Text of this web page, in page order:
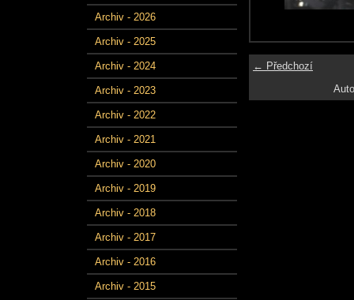
Archiv - 2026
Archiv - 2025
Archiv - 2024
Archiv - 2023
Archiv - 2022
Archiv - 2021
Archiv - 2020
Archiv - 2019
Archiv - 2018
Archiv - 2017
Archiv - 2016
Archiv - 2015
← Předchozí